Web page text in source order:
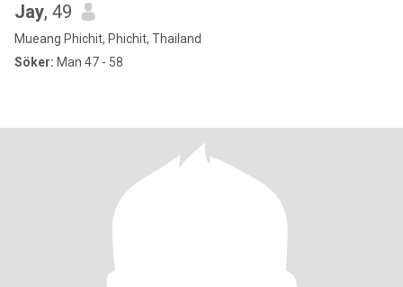
Jay, 49
Mueang Phichit, Phichit, Thailand
Söker: Man 47 - 58